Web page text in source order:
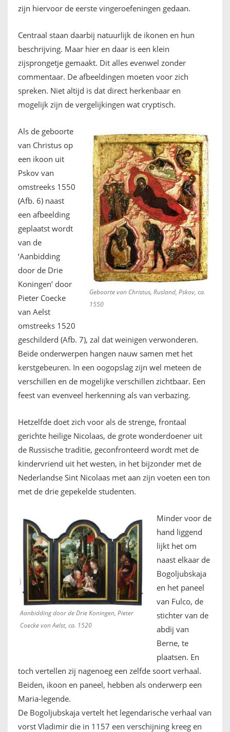
zijn hiervoor de eerste vingeroefeningen gedaan.
Centraal staan daarbij natuurlijk de ikonen en hun
beschrijving. Maar hier en daar is een klein
zijsprongetje gemaakt. Dit alles evenwel zonder
commentaar. De afbeeldingen moeten voor zich
spreken. Niet altijd is dat direct herkenbaar en
mogelijk zijn de vergelijkingen wat cryptisch.
Geboorte van Christus, Rusland, Pskov, ca.
1550
Als de geboorte
van Christus op
een ikoon uit
Pskov van
omstreeks 1550
(Afb. 6) naast
een afbeelding
geplaatst wordt
van de
‘Aanbidding
door de Drie
Koningen’ door
Pieter Coecke
van Aelst
omstreeks 1520
geschilderd (Afb. 7), zal dat weinigen verwonderen.
Beide onderwerpen hangen nauw samen met het
kerstgebeuren. In een oogopslag zijn wel meteen de
verschillen en de mogelijke verschillen zichtbaar. Een
feest van evenveel herkenning als van verbazing.
Hetzelfde doet zich voor als de strenge, frontaal
gerichte heilige Nicolaas, de grote wonderdoener uit
de Russische traditie, geconfronteerd wordt met de
kindervriend uit het westen, in het bijzonder met de
Nederlandse Sint Nicolaas met aan zijn voeten een ton
met de drie gepekelde studenten.
Aanbidding door de Drie Koningen, Pieter
Coecke van Aelst, ca. 1520
Minder voor de
hand liggend
lijkt het om
naast elkaar de
Bogoljubskaja
en het paneel
van Fulco, de
stichter van de
abdij van
Berne, te
plaatsen. En
toch vertellen zij nagenoeg een zelfde soort verhaal.
Beiden, ikoon en paneel, hebben als onderwerp een
Maria-legende.
De Bogoljubskaja vertelt het legendarische verhaal van
vorst Vladimir die in 1157 een verschijning kreeg en